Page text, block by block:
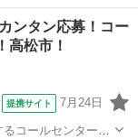
【コメン
も多数(^^♪ ＃扶
ンタン応募！コー
高松市！
提携サイト 7月24日
るコールセンター！